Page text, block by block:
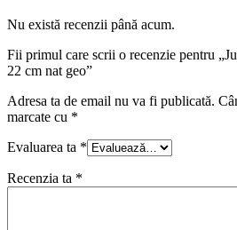
Nu există recenzii până acum.
Fii primul care scrii o recenzie pentru
22 cm nat geo”
Adresa ta de email nu va fi publicată.
marcate cu *
Evaluarea ta *
Recenzia ta *